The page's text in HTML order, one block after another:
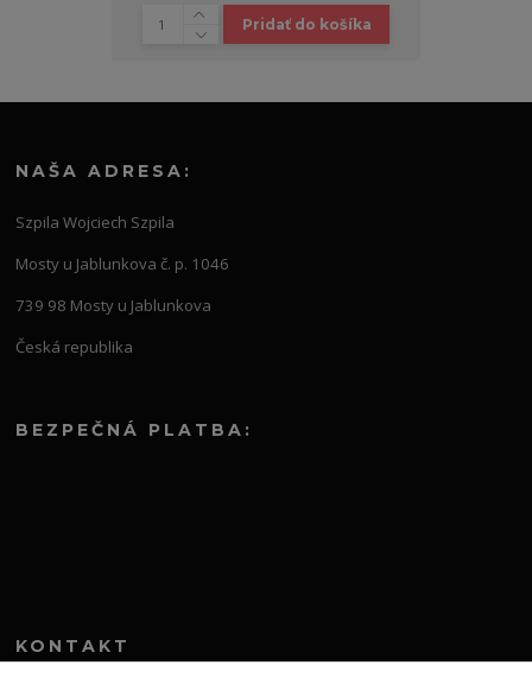
Pridať do košíka
NAŠA ADRESA:
Szpila Wojciech Szpila
Mosty u Jablunkova č. p. 1046
739 98 Mosty u Jablunkova
Česká republika
BEZPEČNÁ PLATBA:
KONTAKT